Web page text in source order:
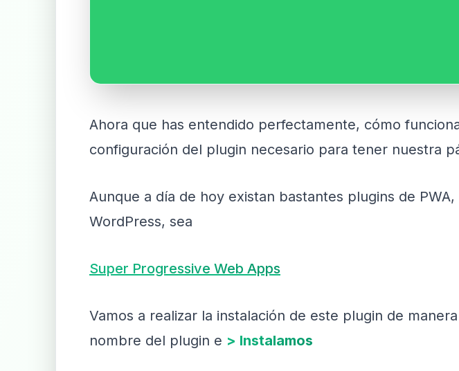
Ahora que has entendido perfectamente, cómo
configuración del plugin necesario para tener nuestra
Aunque a día de hoy existan bastantes plugins de
WordPress, sea
Super Progressive Web Apps
Vamos a realizar la instalación de este plugin de
nombre del plugin e > Instalamos